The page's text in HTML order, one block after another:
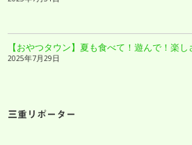
【おやつタウン】夏も食べて！遊んで！楽し
2025年7月29日
三重リポーター